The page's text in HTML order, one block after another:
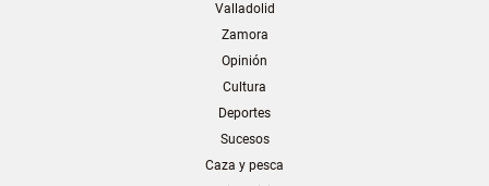
Valladolid
Zamora
Opinión
Cultura
Deportes
Sucesos
Caza y pesca